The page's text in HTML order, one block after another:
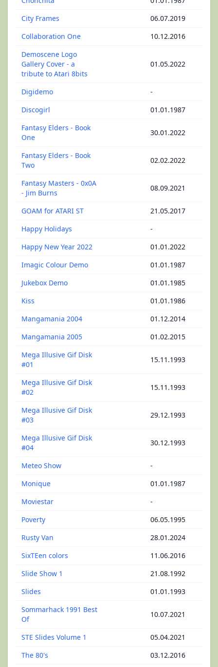
City Frames
06.07.2019
Collaboration One
10.12.2016
Demoscene Logo
Gallery Cover - a
tribute to Atari 8bits
01.05.2022
Digidemo
-
Discogirl
01.01.1987
Fantasy Elders - Book
One
30.01.2022
Fantasy Elders - Book
Two
02.02.2022
Fantasy Masters - 0x0A
- Jim Burns
08.09.2021
GOAM for ATARI ST
21.05.2017
Happy Holidays
-
Happy New Year 2022
01.01.2022
Imagic Colour Demo
01.01.1987
Jukebox Demo
01.01.1985
Kiss
01.01.1986
Mangamania 2004
01.12.2014
Mangamania 2005
01.02.2015
Mega Illusive Gif Disk
#01
15.11.1993
Mega Illusive Gif Disk
#02
15.11.1993
Mega Illusive Gif Disk
#03
29.12.1993
Mega Illusive Gif Disk
#04
30.12.1993
Meteo Show
-
Monique
01.01.1987
Moviestar
-
Poverty
06.05.1995
Rusty Van
28.01.2024
SixTEen colors
11.06.2016
Slide Show 1
21.08.1992
Slides
01.01.1993
Sommarhack 1991 Best
Of
10.07.2021
STE Slides Volume 1
05.04.2021
The 80's
03.12.2016